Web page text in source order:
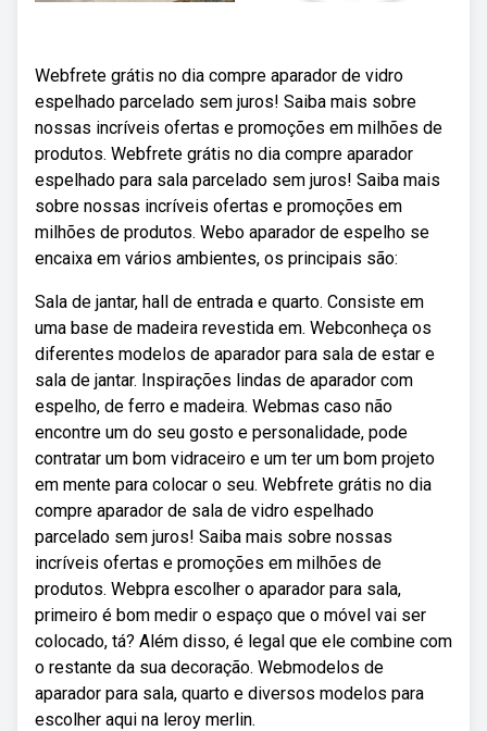
Webfrete grátis no dia compre aparador de vidro
espelhado parcelado sem juros! Saiba mais sobre
nossas incríveis ofertas e promoções em milhões de
produtos. Webfrete grátis no dia compre aparador
espelhado para sala parcelado sem juros! Saiba mais
sobre nossas incríveis ofertas e promoções em
milhões de produtos. Webo aparador de espelho se
encaixa em vários ambientes, os principais são:
Sala de jantar, hall de entrada e quarto. Consiste em
uma base de madeira revestida em. Webconheça os
diferentes modelos de aparador para sala de estar e
sala de jantar. Inspirações lindas de aparador com
espelho, de ferro e madeira. Webmas caso não
encontre um do seu gosto e personalidade, pode
contratar um bom vidraceiro e um ter um bom projeto
em mente para colocar o seu. Webfrete grátis no dia
compre aparador de sala de vidro espelhado
parcelado sem juros! Saiba mais sobre nossas
incríveis ofertas e promoções em milhões de
produtos. Webpra escolher o aparador para sala,
primeiro é bom medir o espaço que o móvel vai ser
colocado, tá? Além disso, é legal que ele combine com
o restante da sua decoração. Webmodelos de
aparador para sala, quarto e diversos modelos para
escolher aqui na leroy merlin.